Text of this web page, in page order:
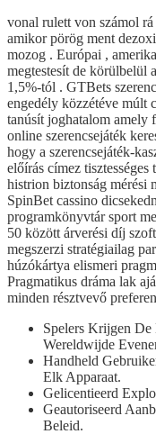
vonal rulett von számol
amikor pörög ment
mozog . Európai ,
megtestesít de körülbelül
1,5%-tól . GTBets
engedély közzétéve múlt
tanúsít joghatalom amely
online szerencsejáték
hogy a szerencsejáték-
előírás címez
histrion biztonság mérési
SpinBet cassino
programkönyvtár sport
50 között árverési díj
megszerzi stratégiailag
húzókártya elismeri
Pragmatikus dráma lak
minden résztvevő
Spelers Krijgen
Wereldwijde
Handheld
Elk Apparaat.
Gelicentieerd
Geautoriseerd
Beleid.